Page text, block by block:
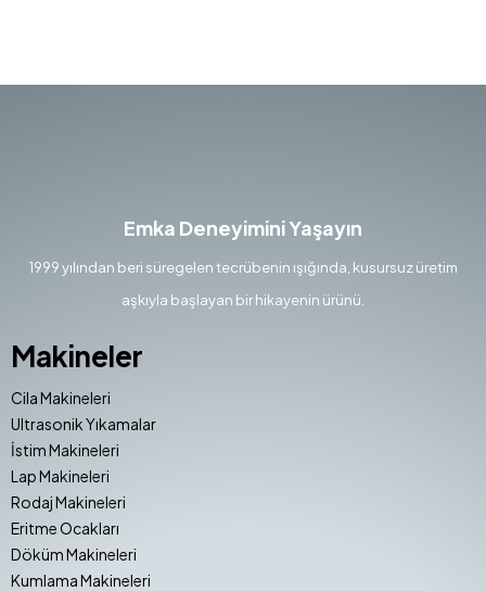
Emka Deneyimini Yaşayın
1999 yılından beri süregelen tecrübenin ışığında, kusursuz üretim
aşkıyla başlayan bir hikayenin ürünü.
Makineler
Cila Makineleri
Ultrasonik Yıkamalar
İstim Makineleri
Lap Makineleri
Rodaj Makineleri
Eritme Ocakları
Döküm Makineleri
Kumlama Makineleri